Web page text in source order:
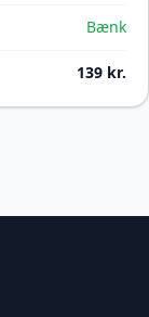
Bænk
139 kr.